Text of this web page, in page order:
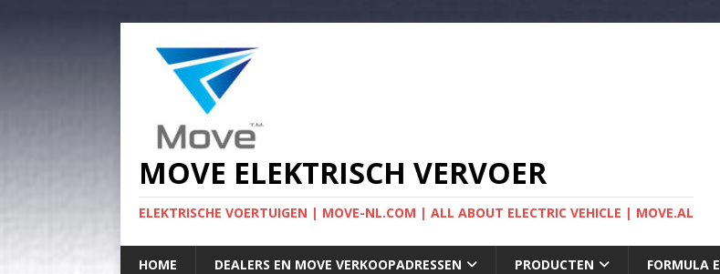
MOVE ELEKTRISCH VERVOER
ELEKTRISCHE VOERTUIGEN | MOVE-NL.COM | ALL ABOUT ELECTRIC VEHICLE | MOVE.AL
HOME DEALERS EN MOVE VERKOOPADRESSEN PRODUCTEN FORMULA E